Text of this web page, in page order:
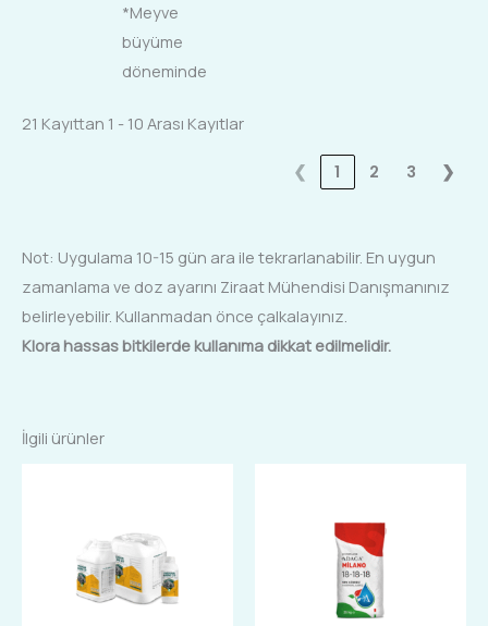
*Meyve
büyüme
döneminde
21 Kayıttan 1 - 10 Arası Kayıtlar
❮ 1 2 3 ❯
Not: Uygulama 10-15 gün ara ile tekrarlanabilir. En uygun
zamanlama ve doz ayarını Ziraat Mühendisi Danışmanınız
belirleyebilir. Kullanmadan önce çalkalayınız.
Klora hassas bitkilerde kullanıma dikkat edilmelidir.
İlgili ürünler
fazla
varyasyonu